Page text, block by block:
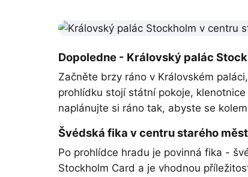
Dopoledne - Královský palác
Začněte brzy ráno v Královském
prohlídku stojí státní pokoje,
naplánujte si ráno tak, abyste se
Švédská fika v centru starého
Po prohlídce hradu je povinná fika -
Stockholm Card a je vhodnou